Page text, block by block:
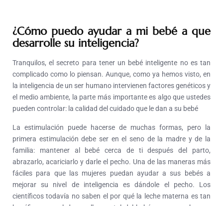
¿Cómo puedo ayudar a mi bebé a que
desarrolle su inteligencia?
Tranquilos, el secreto para tener un bebé inteligente no es tan
complicado como lo piensan. Aunque, como ya hemos visto, en
la inteligencia de un ser humano intervienen factores genéticos y
el medio ambiente, la parte más importante es algo que ustedes
pueden controlar: la calidad del cuidado que le dan a su bebé
La estimulación puede hacerse de muchas formas, pero la
primera estimulación debe ser en el seno de la madre y de la
familia: mantener al bebé cerca de ti después del parto,
abrazarlo, acariciarlo y darle el pecho. Una de las maneras más
fáciles para que las mujeres puedan ayudar a sus bebés a
mejorar su nivel de inteligencia es dándole el pecho. Los
científicos todavía no saben el por qué la leche materna es tan